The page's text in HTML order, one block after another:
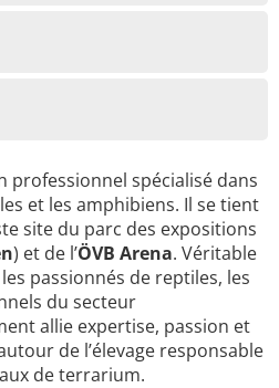
professionnel spécialisé dans
et les amphibiens. Il se tient
site du parc des expositions
) et de l’ÖVB Arena. Véritable
passionnés de reptiles, les
du secteur
allie expertise, passion et
de l’élevage responsable
de terrarium.